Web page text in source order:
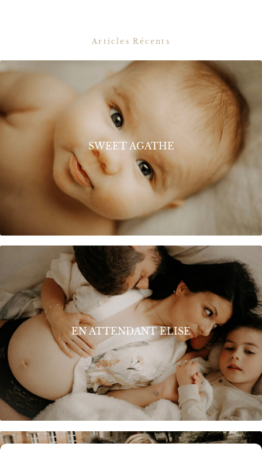
Articles Récents
SWEET AGATHE
EN ATTENDANT ELISE